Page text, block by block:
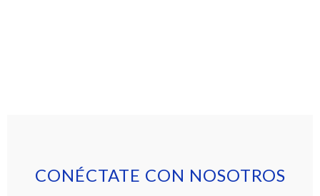
CONÉCTATE CON NOSOTROS